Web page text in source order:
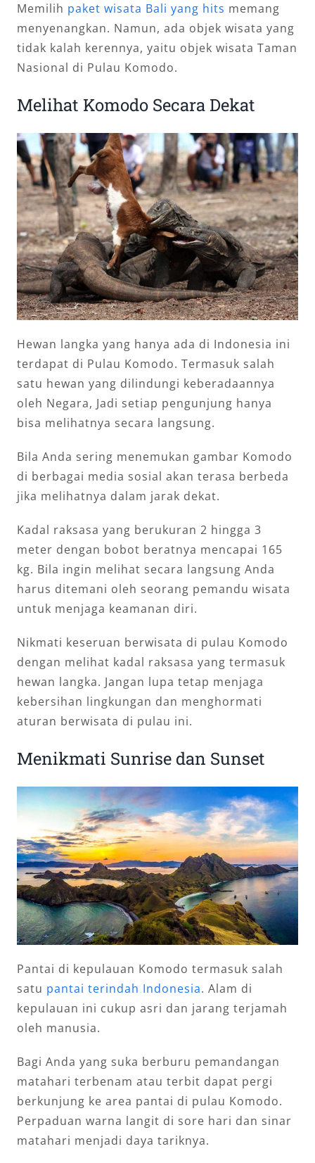
Memilih paket wisata Bali yang hits memang
menyenangkan. Namun, ada objek wisata yang
tidak kalah kerennya, yaitu objek wisata Taman
Nasional di Pulau Komodo.
Melihat Komodo Secara Dekat
Hewan langka yang hanya ada di Indonesia ini
terdapat di Pulau Komodo. Termasuk salah
satu hewan yang dilindungi keberadaannya
oleh Negara, Jadi setiap pengunjung hanya
bisa melihatnya secara langsung.
Bila Anda sering menemukan gambar Komodo
di berbagai media sosial akan terasa berbeda
jika melihatnya dalam jarak dekat.
Kadal raksasa yang berukuran 2 hingga 3
meter dengan bobot beratnya mencapai 165
kg. Bila ingin melihat secara langsung Anda
harus ditemani oleh seorang pemandu wisata
untuk menjaga keamanan diri.
Nikmati keseruan berwisata di pulau Komodo
dengan melihat kadal raksasa yang termasuk
hewan langka. Jangan lupa tetap menjaga
kebersihan lingkungan dan menghormati
aturan berwisata di pulau ini.
Menikmati Sunrise dan Sunset
Pantai di kepulauan Komodo termasuk salah
satu pantai terindah Indonesia. Alam di
kepulauan ini cukup asri dan jarang terjamah
oleh manusia.
Bagi Anda yang suka berburu pemandangan
matahari terbenam atau terbit dapat pergi
berkunjung ke area pantai di pulau Komodo.
Perpaduan warna langit di sore hari dan sinar
matahari menjadi daya tariknya.